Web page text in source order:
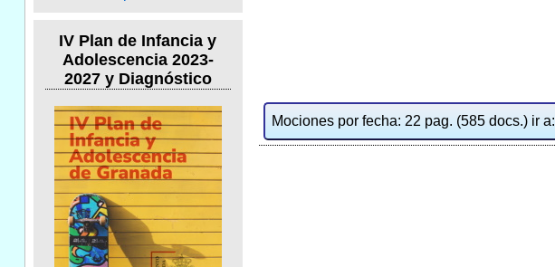
IV Plan de Infancia y
Adolescencia 2023-
2027 y Diagnóstico
Mociones por fecha: 22 pag. (585 docs.) ir a: